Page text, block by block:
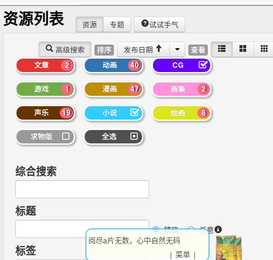
资源列表
高级搜索 排序 发布日期 查看
资源 专题 试试手气
2
文章 40
动画 CG
1
游戏 47
漫画 2
画集
19
声乐 小说 8
绘画
求物版 全选
综合搜索
标题
精确 任意
标签
阅尽a片无数，心中自然无码
| 菜单 |